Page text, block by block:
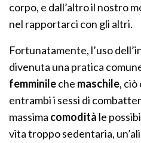
corpo, e dall’altro il nostro
nel rapportarci con gli altri.
Fortunatamente, l’uso
divenuta una pratica
femminileche maschile,
entrambi i sessi di
massima comodità le
vita troppo sedentaria,